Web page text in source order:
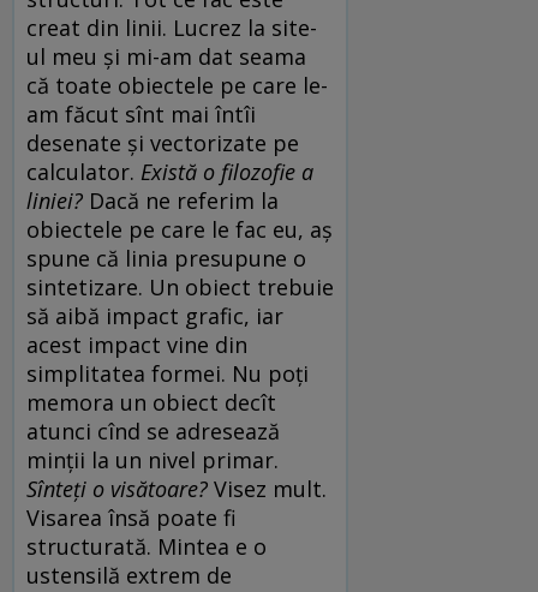
creat din linii. Lucrez la site-
ul meu şi mi-am dat seama
că toate obiectele pe care le-
am făcut sînt mai întîi
desenate şi vectorizate pe
calculator. Există o filozofie a
liniei? Dacă ne referim la
obiectele pe care le fac eu, aş
spune că linia presupune o
sintetizare. Un obiect trebuie
să aibă impact grafic, iar
acest impact vine din
simplitatea formei. Nu poţi
memora un obiect decît
atunci cînd se adresează
minţii la un nivel primar.
Sînteţi o visătoare? Visez mult.
Visarea însă poate fi
structurată. Mintea e o
ustensilă extrem de